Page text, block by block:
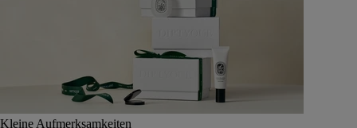
Kleine Aufmerksamkeiten